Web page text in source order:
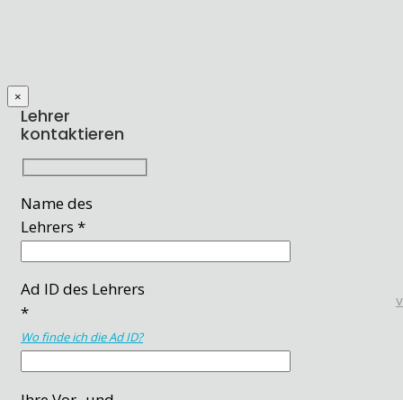
×
Lehrer
kontaktieren
Name des
Lehrers *
Ad ID des Lehrers
*
Wo finde ich die Ad ID?